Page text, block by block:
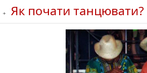
Як почати танцювати?